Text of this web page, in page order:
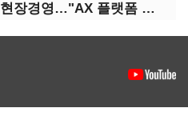
박윤영 KT 대표, AIDC 현장경영…"AX 플랫폼 핵심 인프라로 키운다"